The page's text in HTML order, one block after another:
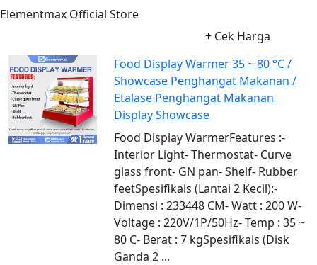
Elementmax Official Store
+ Cek Harga
Food Display Warmer 35 ~ 80 °C /
Showcase Penghangat Makanan /
Etalase Penghangat Makanan
Display Showcase
Food Display WarmerFeatures :-
Interior Light- Thermostat- Curve
glass front- GN pan- Shelf- Rubber
feetSpesifikais (Lantai 2 Kecil):-
Dimensi : 233448 CM- Watt : 200 W-
Voltage : 220V/1P/50Hz- Temp : 35 ~
80 C- Berat : 7 kgSpesifikais (Disk
Ganda 2 ...